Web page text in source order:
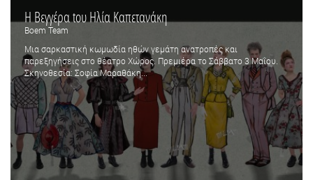
Η Βεγγέρα tου Ηλία Καπετανάκη
Boem Team
Μια σαρκαστική κωμωδία ηθών γεμάτη ανατροπές και
παρεξηγήσεις στο θέατρο Χώρος. Πρεμιέρα το Σάββατο 3 Μαΐου.
Σκηνοθεσία: Σοφία Μαραθάκη...